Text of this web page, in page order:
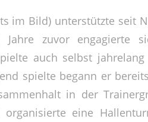
im Bild) unterstützte seit
Jahre zuvor
auch selbst
spielte begann er
in der
organisierte eine